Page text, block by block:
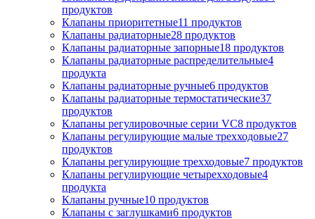
продуктов
Клапаны приоритетные11 продуктов
Клапаны радиаторные28 продуктов
Клапаны радиаторные запорные18 продуктов
Клапаны радиаторные распределительные4
продукта
Клапаны радиаторные ручные6 продуктов
Клапаны радиаторные термостатические37
продуктов
Клапаны регулировочные серии VC8 продуктов
Клапаны регулирующие малые трехходовые27
продуктов
Клапаны регулирующие трехходовые7 продуктов
Клапаны регулирующие четырехходовые4
продукта
Клапаны ручные10 продуктов
Клапаны с заглушками6 продуктов